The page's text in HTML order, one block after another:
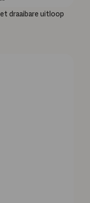
draaibare uitloop